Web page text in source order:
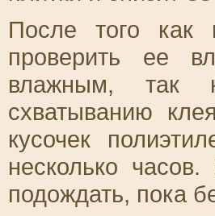
После того как
проверить ее
влажным, так
схватыванию
кусочек
несколько
подождать, пока